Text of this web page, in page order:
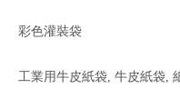
彩色灌裝袋
工業用牛皮紙袋, 牛皮紙袋,